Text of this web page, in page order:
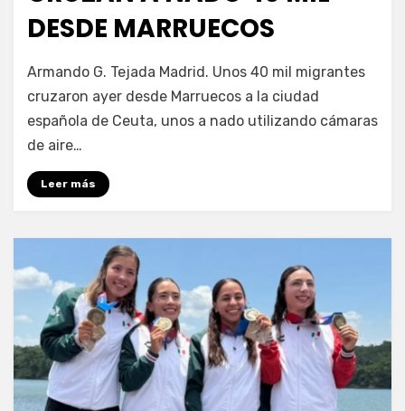
DESDE MARRUECOS
Fernando Miranda Servín
Armando G. Tejada Madrid. Unos 40 mil migrantes
cruzaron ayer desde Marruecos a la ciudad
española de Ceuta, unos a nado utilizando cámaras
de aire…
Leer más